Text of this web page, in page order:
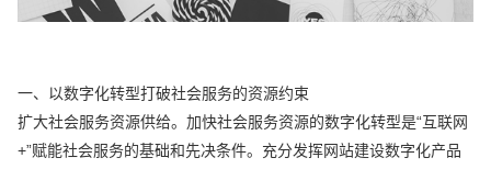
一、以数字化转型打破社会服务的资源约束
扩大社会服务资源供给。加快社会服务资源的数字化转型是“互联网
+”赋能社会服务的基础和先决条件。充分发挥网站建设数字化产品